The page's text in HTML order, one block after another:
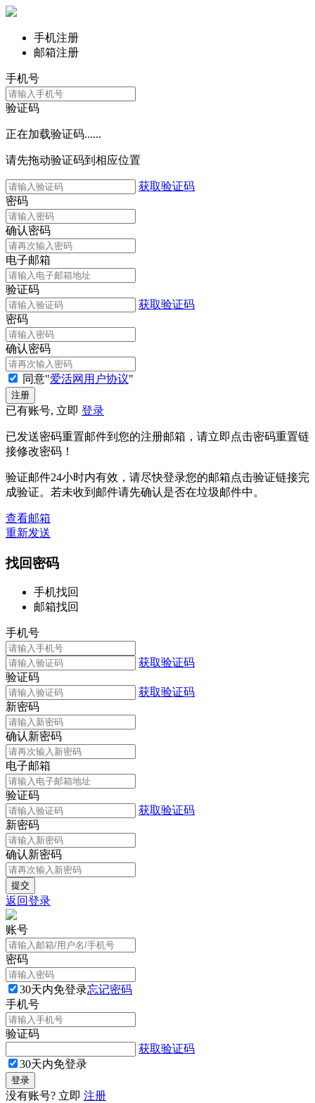
手机注册
邮箱注册
手机号
验证码
正在加载验证码......
请先拖动验证码到相应位置
获取验证码
密码
确认密码
电子邮箱
验证码
获取验证码
密码
确认密码
同意"爱活网用户协议"
已有账号, 立即 登录
已发送密码重置邮件到您的注册邮箱，请立即点击密码重置链
接修改密码！
验证邮件24小时内有效，请尽快登录您的邮箱点击验证链接完
成验证。若未收到邮件请先确认是否在垃圾邮件中。
查看邮箱
重新发送
找回密码
手机找回
邮箱找回
手机号
获取验证码
验证码
获取验证码
新密码
确认新密码
电子邮箱
验证码
获取验证码
新密码
确认新密码
返回登录
账号
密码
30天内免登录忘记密码
手机号
验证码
获取验证码
30天内免登录
没有账号? 立即 注册